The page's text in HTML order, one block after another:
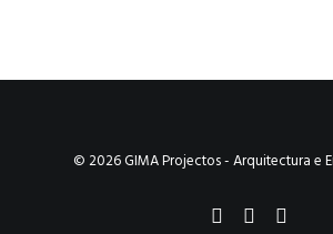
© 2026 GIMA Projectos - Arquitectura e